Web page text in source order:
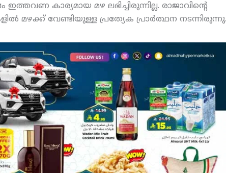
കാര്യമായ മഴ ലഭിച്ചിരുന്നില്ല. രാജാവിന്റെ
മഴക്ക് വേണ്ടിയുള്ള പ്രത്യേക പ്രാര്‍ത്ഥന നടന്നിരുന്നു.